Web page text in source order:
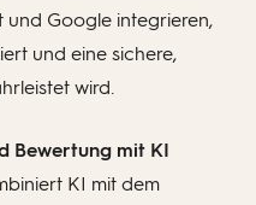
und Google integrieren,
und eine sichere,
wird.
Bewertung mit KI
KI mit dem